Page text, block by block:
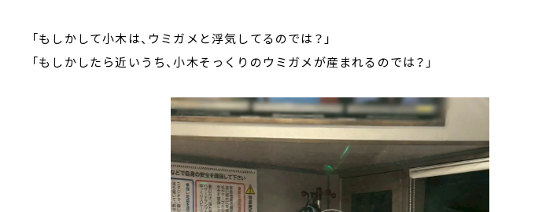
「もしかして小木は、ウミガメと浮気してるのでは？」
「もしかしたら近いうち、小木そっくりのウミガメが産まれるのでは？」